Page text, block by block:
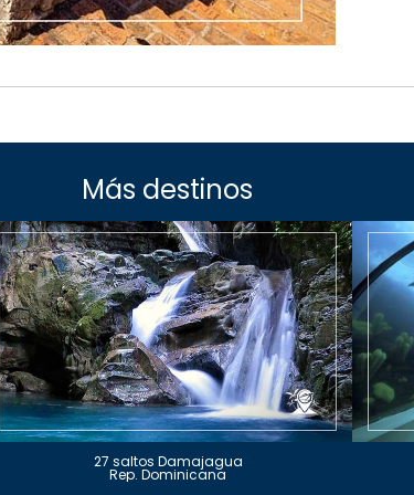
Más destinos
27 saltos Damajagua
Rep. Dominicana